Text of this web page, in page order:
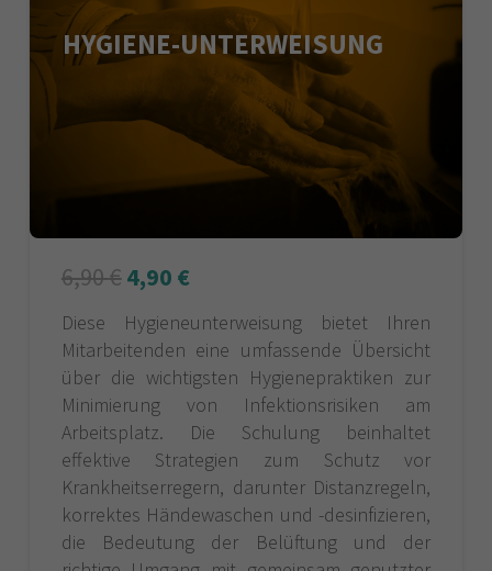
HYGIENE-UNTERWEISUNG
6,90€4,90 €
Diese Hygieneunterweisung bietet Ihren
Mitarbeitenden eine umfassende Übersicht
über die wichtigsten Hygienepraktiken zur
Minimierung von Infektionsrisiken am
Arbeitsplatz. Die Schulung beinhaltet
effektive Strategien zum Schutz vor
Krankheitserregern, darunter Distanzregeln,
korrektes Händewaschen und -desinfizieren,
die Bedeutung der Belüftung und der